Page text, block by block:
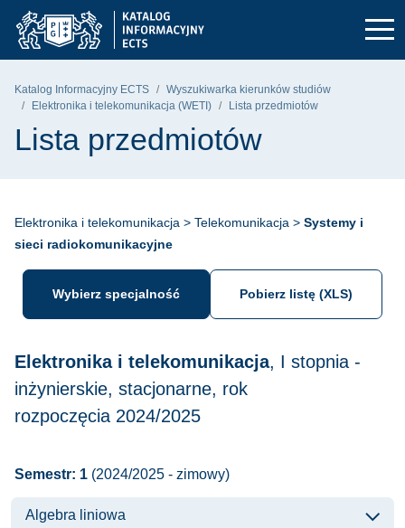
Przejdź do głównego menu
Przejdź do nawigacji
Przejdź do treści
Politechnika Gdańska - strona główna
Katalog Informacyjny ECTS
Wyszukiwarka kierunków studiów
Elektronika i telekomunikacja (WETI)
Lista przedmiotów
Lista przedmiotów
Elektronika i telekomunikacja > Telekomunikacja > Systemy i
sieci radiokomunikacyjne
Wybierz specjalność Pobierz listę (XLS)
Elektronika i telekomunikacja, I stopnia -
inżynierskie, stacjonarne, rok
rozpoczęcia 2024/2025
Semestr: 1 (2024/2025 - zimowy)
Algebra liniowa